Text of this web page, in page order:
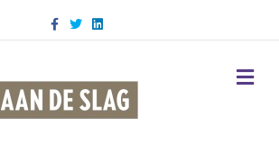
Facebook
TwitterLinkedin